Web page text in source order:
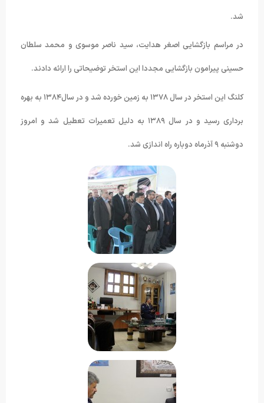
شد.
در مراسم بازگشایی اصغر هدایت، سید ناصر موسوی و محمد سلطان
حسینی پیرامون بازگشایی مجددا این استخر توضیحاتی را ارائه دادند.
کلنگ این استخر در سال ۱۳۷۸ به زمین خورده شد و در سال۱۳۸۴ به بهره
برداری رسید و در سال ۱۳۸۹ به دلیل تعمیرات تعطیل شد و امروز
دوشنبه ۹ آذرماه دوباره راه اندازی شد.